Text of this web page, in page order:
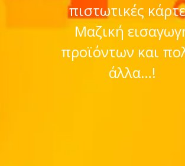
πιστωτικές
Μαζική
προϊόντων και
άλλα…!